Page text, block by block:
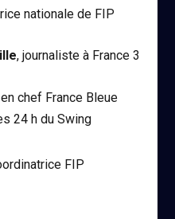
nationale de FIP
, journaliste à France 3
chef France Bleue
24 h du Swing
FIP